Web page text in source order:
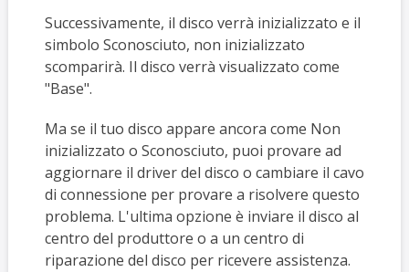
Successivamente, il disco verrà inizializzato e il
simbolo Sconosciuto, non inizializzato
scomparirà. Il disco verrà visualizzato come
"Base".
Ma se il tuo disco appare ancora come Non
inizializzato o Sconosciuto, puoi provare ad
aggiornare il driver del disco o cambiare il cavo
di connessione per provare a risolvere questo
problema. L'ultima opzione è inviare il disco al
centro del produttore o a un centro di
riparazione del disco per ricevere assistenza.